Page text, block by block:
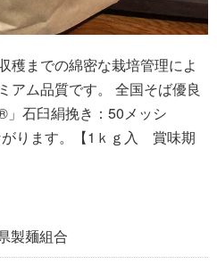
穫までの綿密な栽培管理によ
アム品質です。 全国そば優良
石臼絹挽き：50メッシ
がります。【1ｋｇ入 賞味期
麺組合